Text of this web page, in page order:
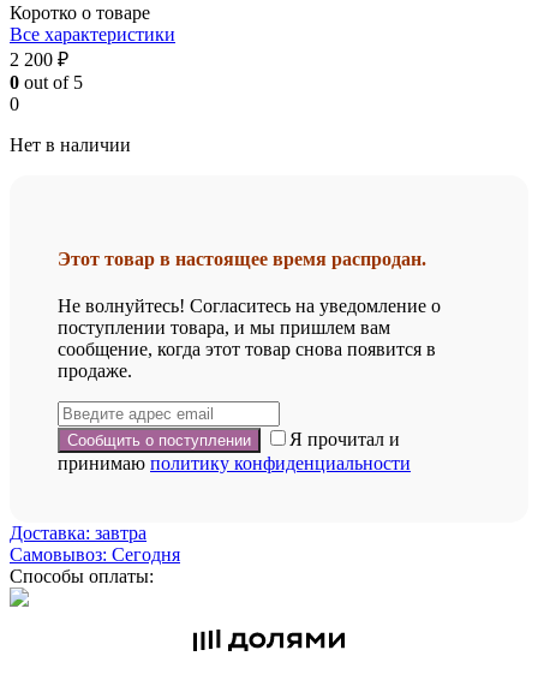
Коротко о товаре
Все характеристики
2 200 ₽
0 out of 5
0
Нет в наличии
Этот товар в настоящее время распродан.
Не волнуйтесь! Согласитесь на уведомление о
поступлении товара, и мы пришлем вам
сообщение, когда этот товар снова появится в
продаже.
Я прочитал и
принимаю политику конфиденциальности
Доставка: завтра
Самовывоз: Сегодня
Способы оплаты: